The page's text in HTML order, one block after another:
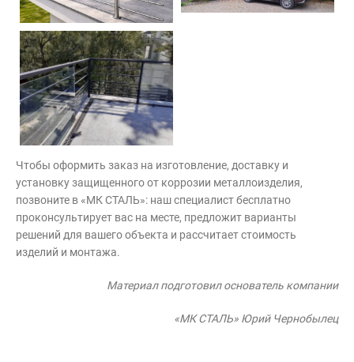
Чтобы оформить заказ на изготовление, доставку и
установку защищенного от коррозии металлоизделия,
позвоните в «МК СТАЛЬ»: наш специалист бесплатно
проконсультирует вас на месте, предложит варианты
решений для вашего объекта и рассчитает стоимость
изделий и монтажа.
Материал подготовил основатель компании
«МК СТАЛЬ» Юрий Чернобылец